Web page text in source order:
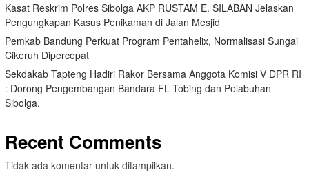
Kasat Reskrim Polres Sibolga AKP RUSTAM E. SILABAN Jelaskan
Pengungkapan Kasus Penikaman di Jalan Mesjid
Pemkab Bandung Perkuat Program Pentahelix, Normalisasi Sungai
Cikeruh Dipercepat
Sekdakab Tapteng Hadiri Rakor Bersama Anggota Komisi V DPR RI
: Dorong Pengembangan Bandara FL Tobing dan Pelabuhan
Sibolga.
Recent Comments
Tidak ada komentar untuk ditampilkan.